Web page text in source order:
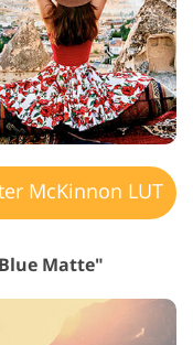
McKinnon LUT
Matte"